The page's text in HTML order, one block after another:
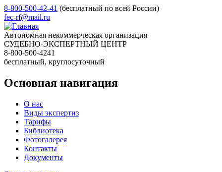
8-800-500-42-41 (бесплатный по всей России)
fec-rf@mail.ru
Автономная некоммерческая организация
СУДЕБНО-ЭКСПЕРТНЫЙ ЦЕНТР
8-800-500-4241
бесплатный, круглосуточный
Основная навигация
О нас
Виды экспертиз
Тарифы
Библиотека
Фотогалерея
Контакты
Документы